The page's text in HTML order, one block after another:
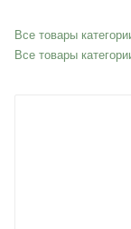
Все товары
Все товары